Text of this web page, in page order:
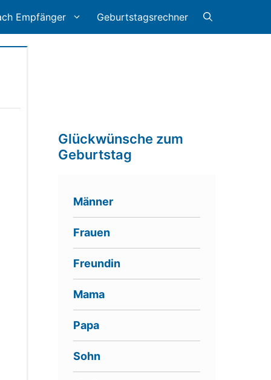
Empfänger Geburtstagsrechner
Glückwünsche zum
Geburtstag
Männer
Frauen
Freundin
Mama
Papa
Sohn